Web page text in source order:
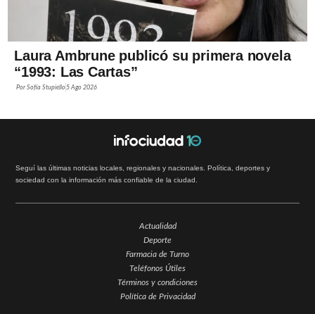
Laura Ambrune publicó su primera novela
“1993: Las Cartas”
PorSofía Stupiello5 Ago 2026
Seguí las últimas noticias locales, regionales y nacionales. Política, deportes y
sociedad con la información más confiable de la ciudad.
Actualidad
Deporte
Farmacia de Turno
Teléfonos Útiles
Términos y condiciones
Política de Privacidad